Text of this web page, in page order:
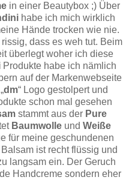
in einer Beautybox ;) Über
habe ich mich wirklich
Hände trocken wie nie.
dass es weh tut. Beim
überlegt woher ich diese
Produkte habe ich nämlich
auf der Markenwebseite
dm“ Logo gestolpert und
schon mal gesehen
stammt aus der Pure
Baumwolle und Weiße
für meine geschundenen
ist recht flüssig und
langsam ein. Der Geruch
Handcreme sondern eher